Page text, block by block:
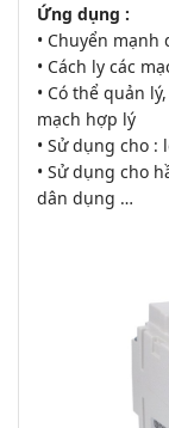
Ứng dụng :
• Chuyển
• Cách ly các
• Có thể quản
mạch hợp lý
• Sử dụng cho
• Sử dụng cho
dân dụng …